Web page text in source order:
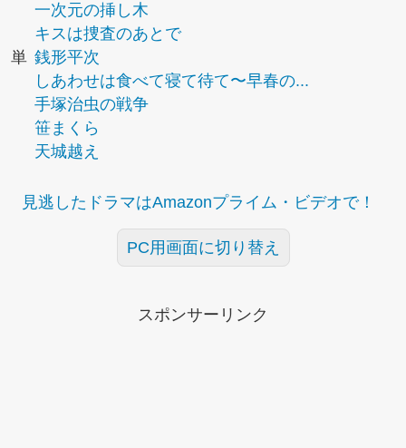
一次元の挿し木
キスは捜査のあとで
単 銭形平次
しあわせは食べて寝て待て〜早春の...
手塚治虫の戦争
笹まくら
天城越え
見逃したドラマはAmazonプライム・ビデオで！
PC用画面に切り替え
スポンサーリンク